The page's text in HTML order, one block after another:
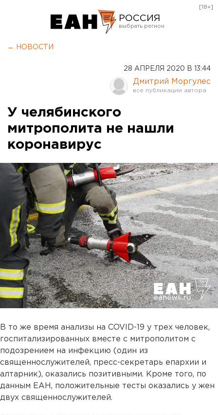
РОССИЯ
Оренбург
[18+]
← НОВОСТИ
28 АПРЕЛЯ 2020 В 13:44
Дмитрий Моргулес
У челябинского
митрополита не нашли
коронавирус
В то же время анализы на COVID-19 у трех человек,
госпитализированных вместе с митрополитом с
подозрением на инфекцию (один из
священнослужителей, пресс-секретарь епархии и
алтарник), оказались позитивными. Кроме того, по
данным ЕАН, положительные тесты оказались у жен
двух священнослужителей.